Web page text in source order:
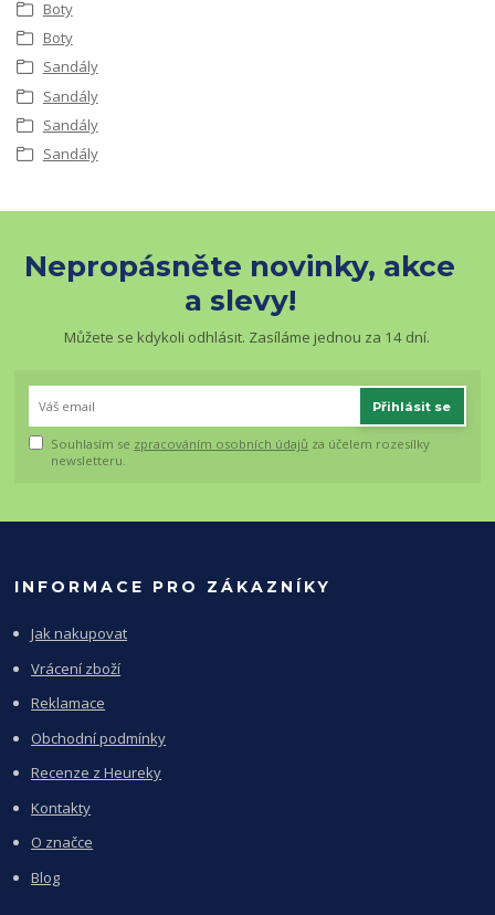
Boty
Boty
Sandály
Sandály
Sandály
Sandály
Nepropásněte novinky, akce
a slevy!
Můžete se kdykoli odhlásit. Zasíláme jednou za 14 dní.
Přihlásit se
Souhlasím se zpracováním osobních údajů za účelem rozesílky
newsletteru.
INFORMACE PRO ZÁKAZNÍKY
Jak nakupovat
Vrácení zboží
Reklamace
Obchodní podmínky
Recenze z Heureky
Kontakty
O značce
Blog